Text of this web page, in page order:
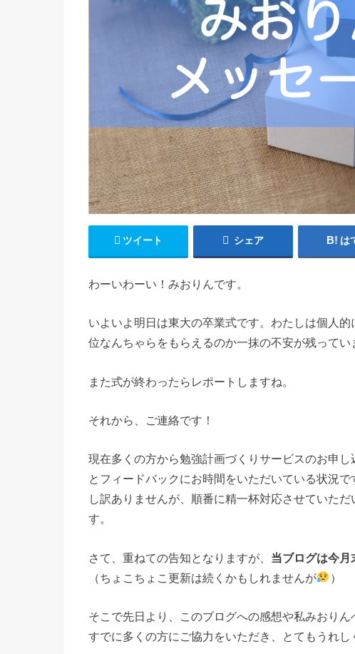
ツイート シェア は
わーいわーい！みおりんです。
いよいよ明日は東大の卒業式です。わたしは個人
位なんちゃらをもらえるのか一抹の不安が残ってい
また式が終わったらレポートしますね。
それから、ご連絡です！
現在多くの方から勉強計画づくりサービスのお申
とフィードバックにお時間をいただいている状況
し訳ありませんが、順番に精一杯対応させていた
す。
さて、重ねての告知となりますが、 当ブログは今月
（ちょこちょこ更新は続くかもしれませんが
）
そこで先日より、このブログへの感想や私みおり
すでに多くの方にご協力をいただき、とてもうれし